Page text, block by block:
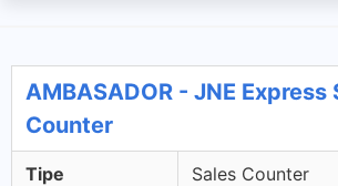
AMBASADOR - JNE Express
Counter
Tipe Sales Counter